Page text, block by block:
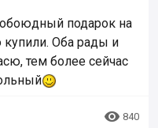
подарок на
Оба рады и
тем более сейчас
 840